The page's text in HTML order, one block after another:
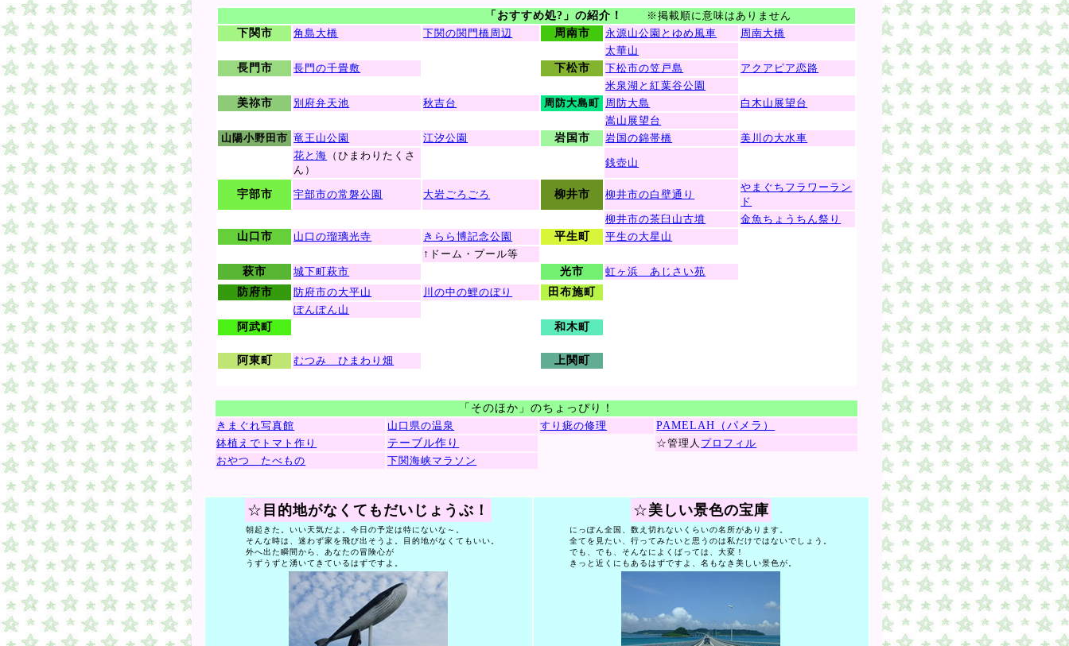
「おすすめ処?」の紹介！
※掲載順に意味はありません
下関市
角島大橋 下関の関門橋周辺 周南市 永源山公園とゆめ風車
周南大橋
太華山
長門市
長門の千畳敷 下松市 下松市の笠戸島
アクアピア恋路
米泉湖と紅葉谷公園
美祢市
別府弁天池 秋吉台 周防大島町 周防大島
白木山展望台
嵩山展望台
山陽小野田市 竜王山公園 江汐公園 岩国市 岩国の錦帯橋
美川の大水車
花と海 （ひまわりたくさ
ん）
銭壺山
宇部市 宇部市の常磐公園 大岩ごろごろ 柳井市 柳井市の白壁通り
やまぐちフラワーラン
ド
柳井市の茶臼山古墳
金魚ちょうちん祭り
山口市
山口の瑠璃光寺 きらら博記念公園 平生町
平生の大星山
↑ ドーム・プール等
萩市
城下町萩市 光市
虹ヶ浜 あじさい苑
防府市
防府市の大平山 川の中の鯉のぼり
田布施町
ぽんぽん山
阿武町
和木町
阿東町 むつみ ひまわり畑 上関町
「そのほか」のちょっぴり！
きまぐれ写真館
山口県の温泉 すり疵の修理
PAMELAH（パメラ）
鉢植えでトマト作り
テーブル作り ☆管理人 プロフィル
おやつ たべもの
下関海峡マラソン
☆ 目的地がなくてもだいじょうぶ！
朝起きた。いい天気だよ。今日の予定は特にないな～。
そんな時は、迷わず家を飛び出そうよ。目的地がなくてもいい。
外へ出た瞬間から、あなたの冒険心が
うずうずと湧いてきているはずですよ。
☆美しい景色の宝庫
にっぽん全国、数え切れないくらいの名所があります。
全てを見たい、行ってみたいと思うのは私だけではないでしょう。
でも、でも、そんなによくばっては、大変！
きっと近くにもあるはずですよ、名もなき美しい景色が。